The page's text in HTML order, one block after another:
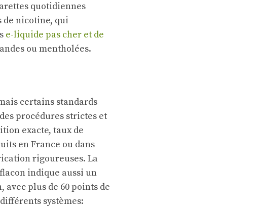
quotidiennes
de nicotine, qui
e-liquide pas cher et de
ou mentholées.
certains standards
procédures strictes et
exacte, taux de
en France ou dans
rigoureuses. La
indique aussi un
plus de 60 points de
systèmes: